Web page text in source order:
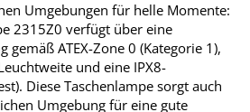
Umgebungen für helle Momente:
2315Z0 verfügt über eine
gemäß ATEX-Zone 0 (Kategorie 1),
und eine IPX8-
Diese Taschenlampe sorgt auch
Umgebung für eine gute